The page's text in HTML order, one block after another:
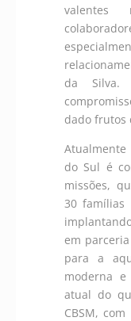
da
dado frutos
Atualmente
do Sul é
missões,
30 famílias
em
para a
moderna
atual do
CBSM,